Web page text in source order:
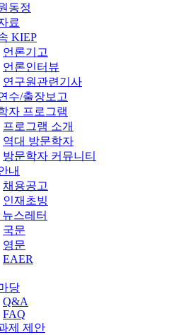
동정
료
KIEP
언론기고
언론인터뷰
연구원관련기사
수/출장보고
자 프로그램
프로그램 소개
역대 방문학자
방문학자 커뮤니티
내
채용공고
인재초빙
스레터
국문
영문
EAER
당
Q&A
FAQ
제 제안